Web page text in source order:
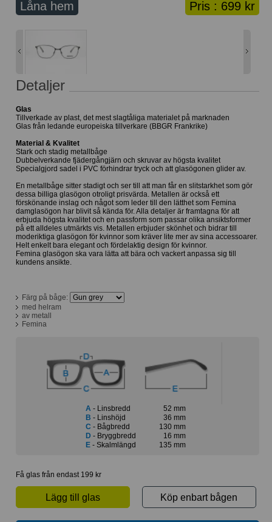
Lånekorg: 0 bågar
Pris : 699 kr
Låna hem
Detaljer
Glas
Tillverkade av plast, det mest slagtåliga materialet på marknaden
Glas från ledande europeiska tillverkare (BBGR Frankrike)
Material & Kvalitet
Stark och stadig metallbåge
Dubbelverkande fjädergångjärn och skruvar av högsta kvalitet
Specialgjord sadel i PVC förhindrar tryck och att glasögonen glider av.
En metallbåge sitter stadigt och ser till att man får en slitstarkhet som gör
dessa billiga glasögon otroligt prisvärda. Metallen är också ett
förskönande inslag och något som leder till den lätthet som Femina
damglasögon har blivit så kända för. Alla detaljer är framtagna för att
erbjuda högsta kvalitet och en passform som passar olika ansiktsformer
på ett alldeles utmärkts vis. Metallen erbjuder skönhet och bidrar till
moderiktiga glasögon för kvinnor som kräver lite mer av sina accessoarer.
Helt enkelt bara elegant och fördelaktig design för kvinnor.
Femina glasögon ska vara lätta att bära och vackert anpassa sig till
kundens ansikte.
Färg på båge:
med helram
av metall
Femina
A - Linsbredd
52 mm
B - Linshöjd
36 mm
C - Bågbredd
130 mm
D - Bryggbredd
16 mm
E- Skalmlängd 135 mm
Få glas från endast 199 kr
Lägg till glas Köp enbart bågen